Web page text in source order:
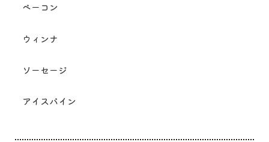
ベーコン
ウィンナ
ソーセージ
アイスバイン